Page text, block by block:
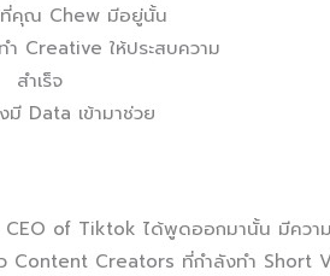
คุณ Chew มีอยู่นั้น
ำ Creative ให้ประสบความ
สำเร็จ
มี Data เข้ามาช่วย
of Tiktok ได้พูดออกมานั้น มีควา
Content Creators ที่กำลังทำ Short